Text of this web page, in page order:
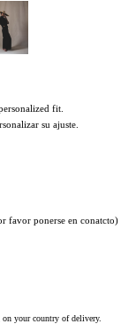
fit.
su ajuste.
favor ponerse en conatcto)
on your country of delivery.